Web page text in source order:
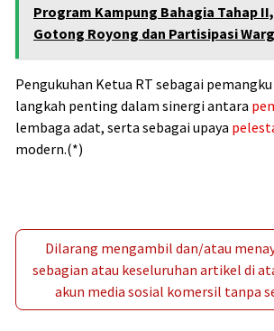
Program Kampung Bahagia Tahap
Gotong Royong dan Partisipasi
Pengukuhan Ketua RT sebagai
langkah penting dalam sinergi antara
lembaga adat, serta sebagai upaya
modern.(*)
Dilarang mengambil dan/atau
sebagian atau keseluruhan artikel di
akun media sosial komersil tanpa